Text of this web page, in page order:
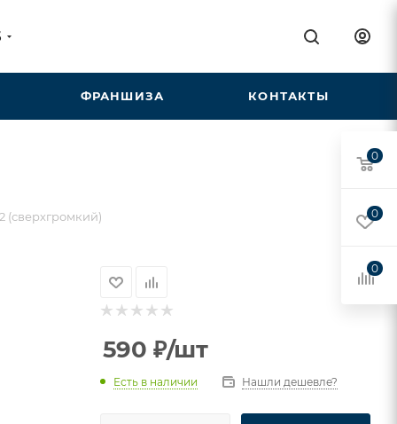
ФРАНШИЗА КОНТАКТЫ
(сверхгромкий)
590 ₽/шт
Есть в наличии Нашли дешевле?
0
0
0